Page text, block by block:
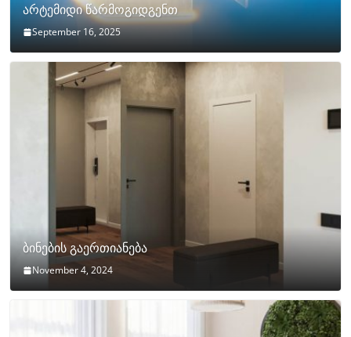
არტემიდი წარმოგიდგენთ
September 16, 2025
ბინების გაერთიანება
November 4, 2024